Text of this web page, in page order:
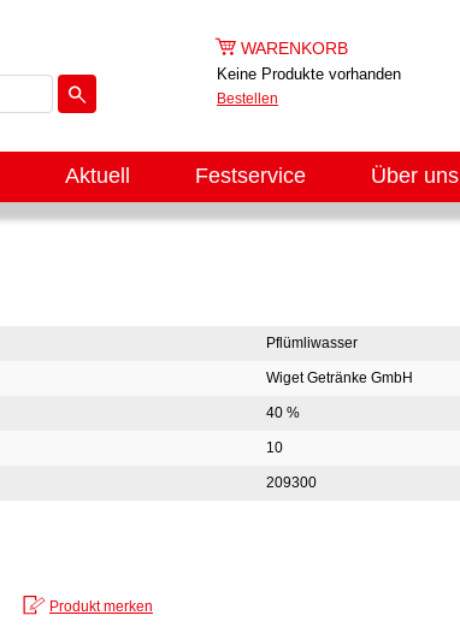
WARENKORB
Keine Produkte vorhanden
Bestellen
Aktuell Festservice Über uns
Pflümliwasser
Wiget Getränke GmbH
40 %
10
209300